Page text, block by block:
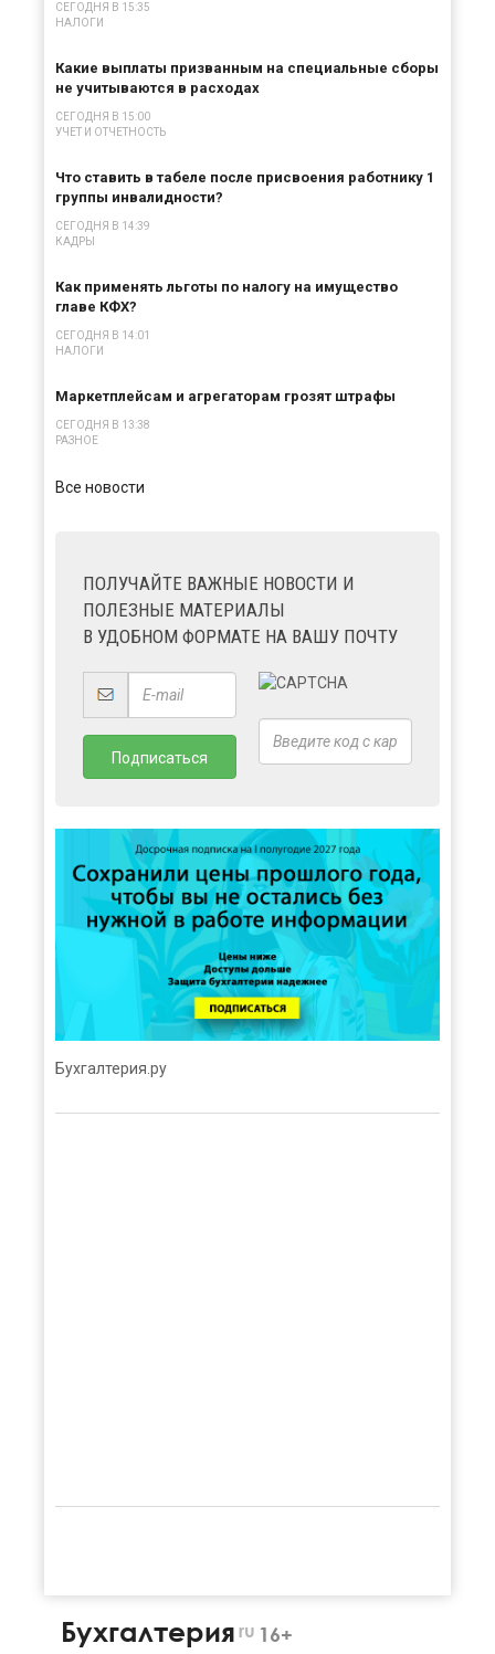
СЕГОДНЯ В 15:35
НАЛОГИ
Какие выплаты призванным на специальные сборы
не учитываются в расходах
СЕГОДНЯ В 15:00
УЧЕТ И ОТЧЕТНОСТЬ
Что ставить в табеле после присвоения работнику 1
группы инвалидности?
СЕГОДНЯ В 14:39
КАДРЫ
Как применять льготы по налогу на имущество
главе КФХ?
СЕГОДНЯ В 14:01
НАЛОГИ
Маркетплейсам и агрегаторам грозят штрафы
СЕГОДНЯ В 13:38
РАЗНОЕ
Все новости
ПОЛУЧАЙТЕ ВАЖНЫЕ НОВОСТИ И
ПОЛЕЗНЫЕ МАТЕРИАЛЫ
В УДОБНОМ ФОРМАТЕ НА ВАШУ ПОЧТУ
Бухгалтерия.ру
Бухгалтерия ru 16+